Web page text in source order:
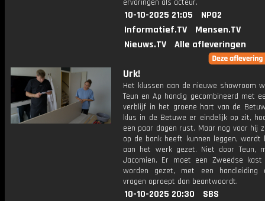
ervaringen als acteur.
10-10-2025 21:05
NPO2
Informatief.TV
Mensen.TV
Nieuws.TV
Alle afleveringen
Urk!
Het klussen aan de nieuwe showroom
Teun en Ap handig gecombineerd met
verblijf in het groene hart van de
klus in de Betuwe er eindelijk op zit,
een paar dagen rust. Maar nog voor hij
op de bank heeft kunnen leggen, wordt
aan het werk gezet. Niet door Teun,
Jacomien. Er moet een Zweedse
worden gezet, met een handleiding
vragen oproept dan beantwoordt.
10-10-2025 20:30
SBS